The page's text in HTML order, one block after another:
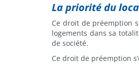
La priorité du
Ce droit de préemption
logements dans sa
de société.
Ce droit de préemption